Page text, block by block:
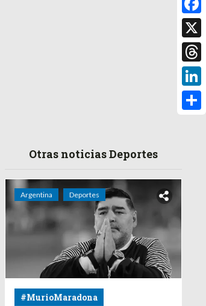
Otras noticias Deportes
Argentina Deportes
#MurioMaradona
X